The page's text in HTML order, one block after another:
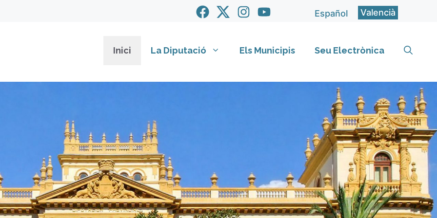
Español Valencià
Inici La Diputació Els Municipis Seu Electrònica